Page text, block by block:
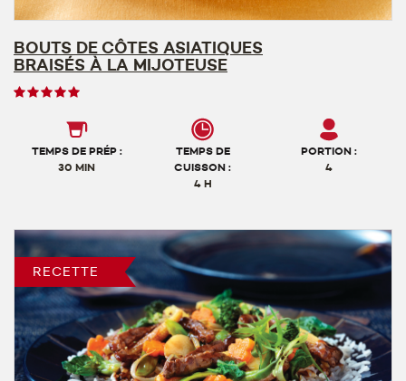
BOUTS DE CÔTES ASIATIQUES
BRAISÉS À LA MIJOTEUSE
Note
utilisateurs,
TEMPS DE PRÉP :
30 MIN
TEMPS DE
CUISSON :
4 H
PORTION :
4
RECETTE